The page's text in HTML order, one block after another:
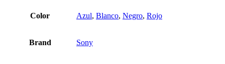
Color Azul, Blanco, Negro, Rojo
Brand Sony